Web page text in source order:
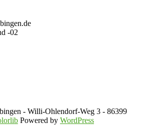
-02
- Willi-Ohlendorf-Weg 3 - 86399
Powered by WordPress